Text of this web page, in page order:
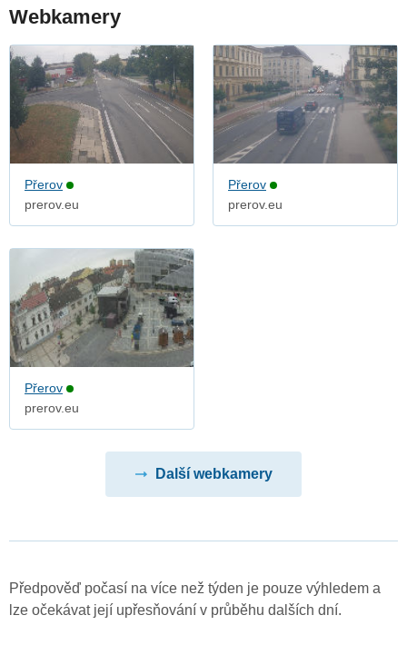
Webkamery
Přerov
prerov.eu
Přerov
prerov.eu
Přerov
prerov.eu
Další webkamery
Předpověď počasí na více než týden je pouze výhledem a
lze očekávat její upřesňování v průběhu dalších dní.